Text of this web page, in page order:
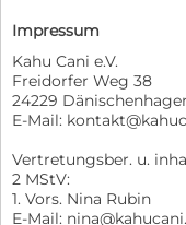
Impressum
Kahu Cani e.V.
Freidorfer Weg 38
24229
E-Mail:
Vertretungsber. u.
2 MStV:
1. Vors. Nina Rubin
E-Mail: